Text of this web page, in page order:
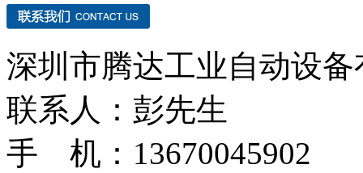
深圳市腾达工业自动设
联系人：彭先生
手 机：13670045902